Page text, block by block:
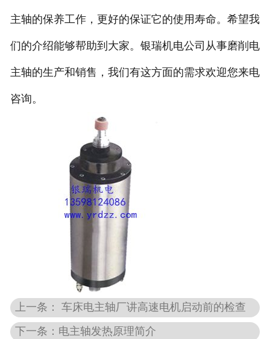
主轴的保养工作，更好的保证它的使用寿命。希望我
们的介绍能够帮助到大家。银瑞机电公司从事磨削电
主轴的生产和销售，我们有这方面的需求欢迎您来电
咨询。
上一条： 车床电主轴厂讲高速电机启动前的检查
下一条：电主轴发热原理简介